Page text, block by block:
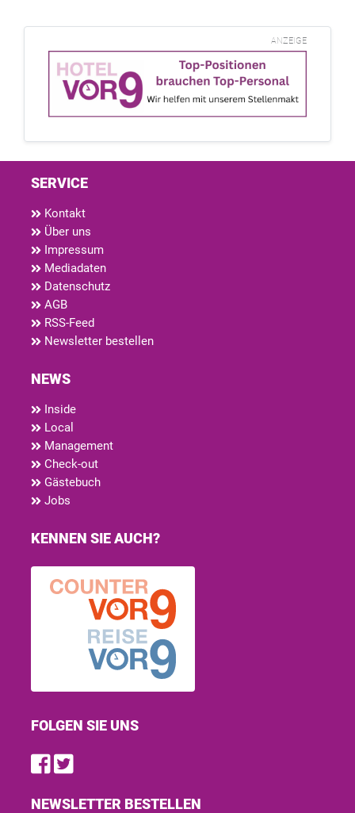
ANZEIGE
SERVICE
Kontakt
Über uns
Impressum
Mediadaten
Datenschutz
AGB
RSS-Feed
Newsletter bestellen
NEWS
Inside
Local
Management
Check-out
Gästebuch
Jobs
KENNEN SIE AUCH?
FOLGEN SIE UNS
Find us on Facebook
Follow us on Twitter
NEWSLETTER BESTELLEN